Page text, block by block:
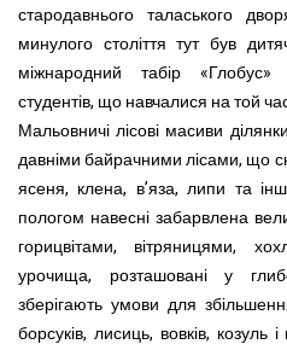
стародавнього таласького
минулого століття тут був
міжнародний табір
студентів, що навчалися на той
Мальовничі лісові масиви
давніми байрачними лісами, що
ясеня, клена, в’яза, липи та
пологом навесні забарвлена
горицвітами, вітряницями,
урочища, розташовані у
зберігають умови для
борсуків, лисиць, вовків, козуль